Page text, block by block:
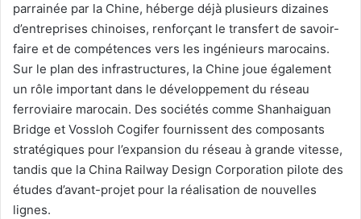
parrainée par la Chine, héberge déjà plusieurs dizaines
d’entreprises chinoises, renforçant le transfert de savoir-
faire et de compétences vers les ingénieurs marocains.
Sur le plan des infrastructures, la Chine joue également
un rôle important dans le développement du réseau
ferroviaire marocain. Des sociétés comme Shanhaiguan
Bridge et Vossloh Cogifer fournissent des composants
stratégiques pour l’expansion du réseau à grande vitesse,
tandis que la China Railway Design Corporation pilote des
études d’avant-projet pour la réalisation de nouvelles
lignes.